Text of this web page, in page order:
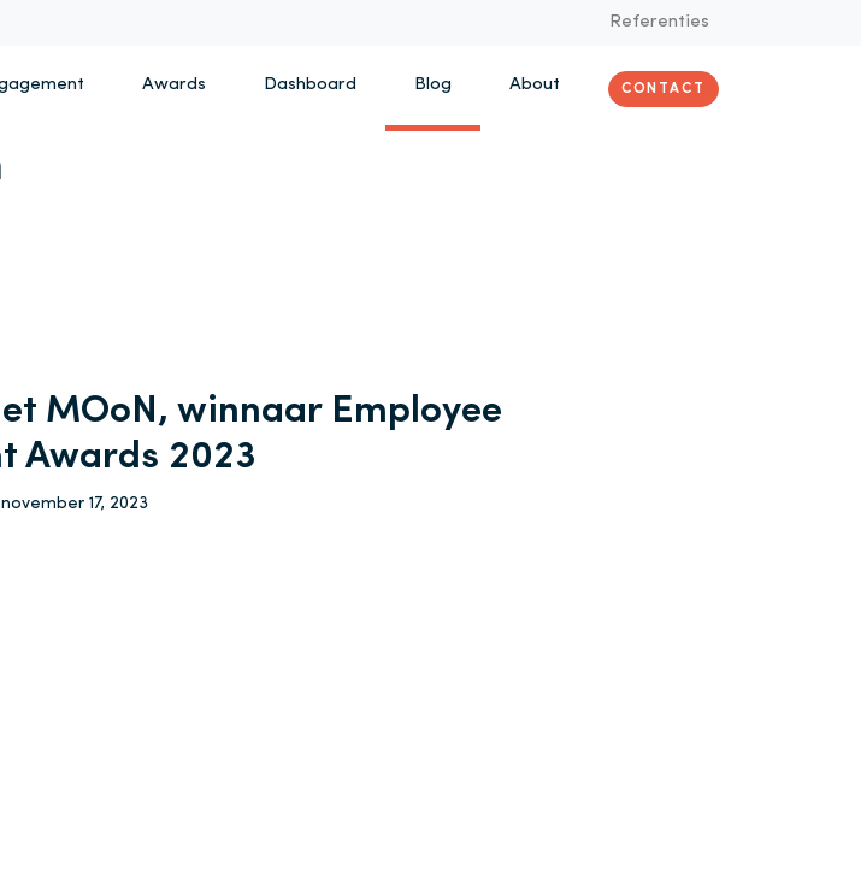
Referenties
Awards Dashboard Blog About CONTACT
MOoN, winnaar Employee
Awards 2023
november 17, 2023